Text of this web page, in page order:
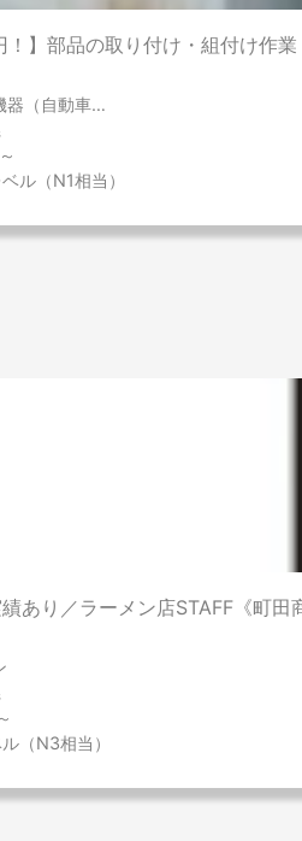
！】部品の取り付け・組付け作
自動車含む）
ル（N1相当）
あり／ラーメン店STAFF《町
（N3相当）